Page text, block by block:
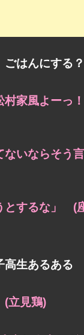
はんにする
家風よーっ
ないならそう
とするな」 (
高生あるある
立見鶏)